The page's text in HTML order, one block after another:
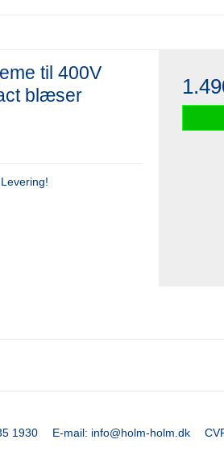
til 400V
blæser
1930 E-mail: info@holm-holm.dk